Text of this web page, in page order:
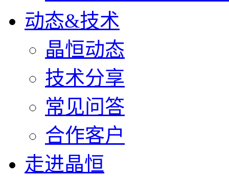
动态&技术
晶恒动态
技术分享
常见问答
合作客户
走进晶恒